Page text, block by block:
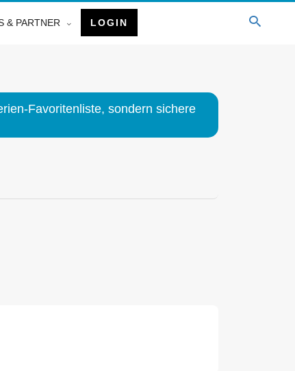
& PARTNER LOGIN
Favoritenliste, sondern sichere